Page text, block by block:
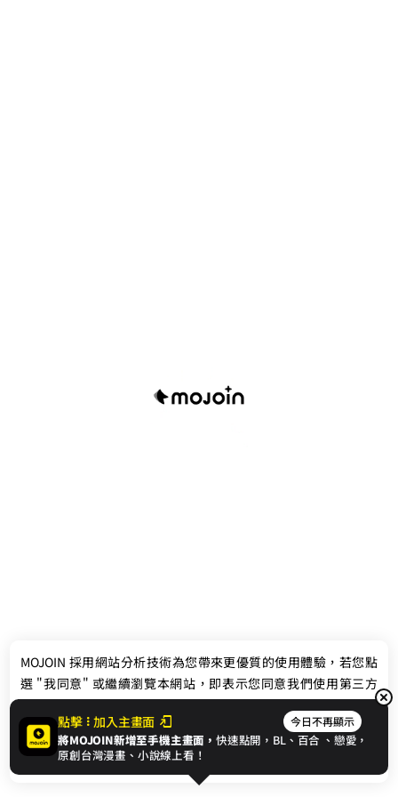
聯絡我們
© 2024 gamania Digital Entertainment Co., Ltd.
點擊 加入主畫面 今日不再顯示
將MOJOIN新增至手機主畫面，快速點開，BL、 百合 、戀愛，
原創台灣漫畫、小說線上看！
MOJOIN 採用網站分析技術為您帶來更優質的使用體驗，若您點
選 "我同意" 或繼續瀏覽本網站，即表示您同意我們使用第三方
Cookie，欲瞭解更多資訊請見隱私權政策。
我同意